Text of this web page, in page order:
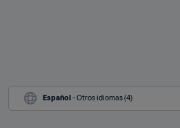
Español - Otros idiomas (4)